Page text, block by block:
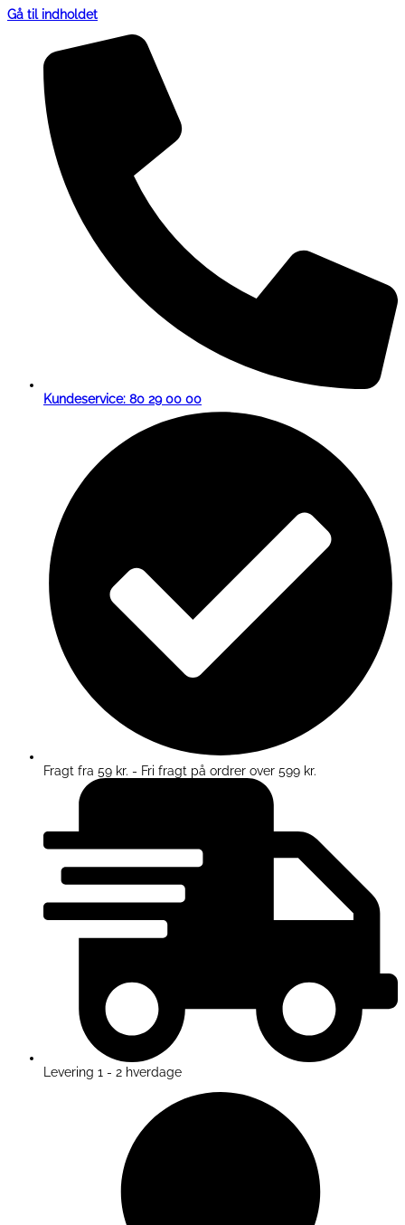
Gå til indholdet
Kundeservice: 80 29 00 00
Fragt fra 59 kr. - Fri fragt på ordrer over 599 kr.
Levering 1 - 2 hverdage